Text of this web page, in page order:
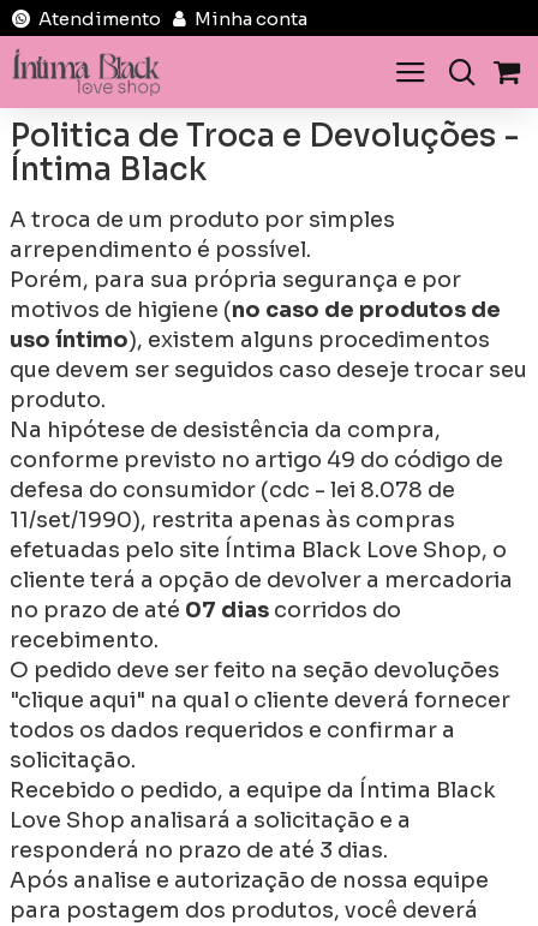
Atendimento Minha conta
Politica de Troca e Devoluções -
Íntima Black
A troca de um produto por simples
arrependimento é possível.
Porém, para sua própria segurança e por
motivos de higiene (no caso de produtos de
uso íntimo), existem alguns procedimentos
que devem ser seguidos caso deseje trocar seu
produto.
Na hipótese de desistência da compra,
conforme previsto no artigo 49 do código de
defesa do consumidor (cdc - lei 8.078 de
11/set/1990), restrita apenas às compras
efetuadas pelo site Íntima Black Love Shop, o
cliente terá a opção de devolver a mercadoria
no prazo de até 07 dias corridos do
recebimento.
O pedido deve ser feito na seção devoluções
"clique aqui" na qual o cliente deverá fornecer
todos os dados requeridos e confirmar a
solicitação.
Recebido o pedido, a equipe da Íntima Black
Love Shop analisará a solicitação e a
responderá no prazo de até 3 dias.
Após analise e autorização de nossa equipe
para postagem dos produtos, você deverá